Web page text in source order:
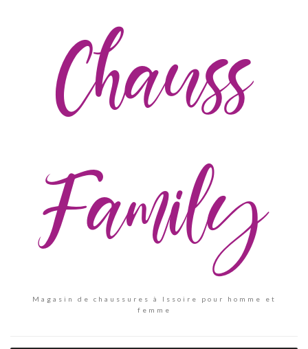
Chauss
Family
Magasin de chaussures à Issoire pour homme et
femme